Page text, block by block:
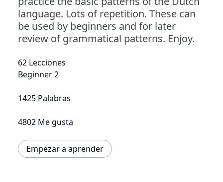
language. Lots of repetition. These can
be used by beginners and for later
review of grammatical patterns. Enjoy.
62 Lecciones
Beginner 2
1425 Palabras
4802 Me gusta
Empezar a aprender